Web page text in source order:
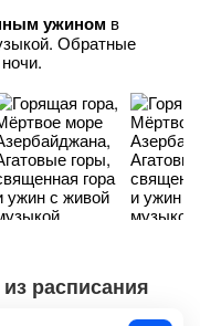
ужином в
Обратные
расписания